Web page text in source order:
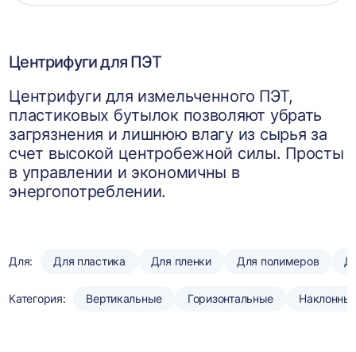
Центрифуги для ПЭТ
Центрифуги для измельченного ПЭТ,
пластиковых бутылок позволяют убрать
загрязнения и лишнюю влагу из сырья за
счет высокой центробежной силы. Просты
в управлении и экономичны в
энергопотреблении.
Для: Для пластика Для пленки Для полимеров
Категория: Вертикальные Горизонтальные